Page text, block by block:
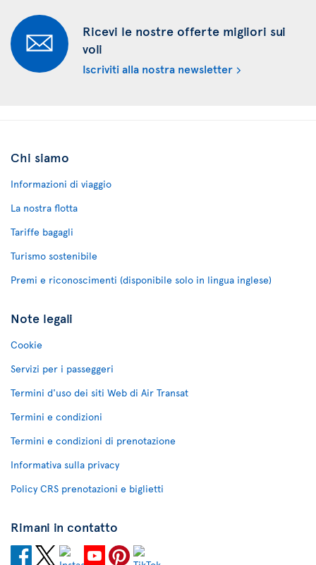
Ricevi le nostre offerte migliori sui
voli
Iscriviti alla nostra newsletter
Chi siamo
Informazioni di viaggio
La nostra flotta
Tariffe bagagli
Turismo sostenibile
Premi e riconoscimenti (disponibile solo in lingua inglese)
Note legali
Cookie
Servizi per i passeggeri
Termini d'uso dei siti Web di Air Transat
Termini e condizioni
Termini e condizioni di prenotazione
Informativa sulla privacy
Policy CRS prenotazioni e biglietti
Rimani in contatto